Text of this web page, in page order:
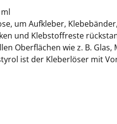
um Aufkleber,
und Klebstoffreste
Oberflächen wie z. B.
ist der Kleberlöser mit